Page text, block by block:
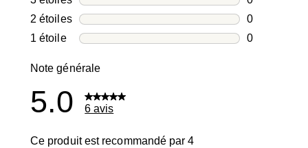
0 avis avec
2 étoilesétoiles
0
0 avis avec
1 étoileétoiles
0
Note générale
5.0 6 avis
Ce produit est recommandé par 4